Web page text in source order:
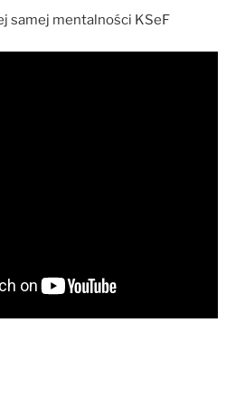
samej mentalności KSeF